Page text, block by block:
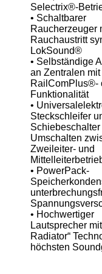
Selectrix®-
• Schaltbarer
Raucherzeuger
Rauchaustritt
LokSound®
• Selbständige
an Zentralen mit
RailComPlus®-
Funktionalität
•
Steckschleifer
Schiebeschalter
Umschalten
Zweileiter- und
• PowerPack-
• Hochwertiger
Lautsprecher
Radiator“
höchsten